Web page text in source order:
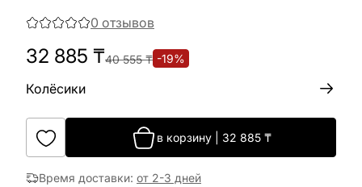
0 отзывов
32 885 ₸40 555₸ -19%
Колёсики
в корзину| 32 885₸
Время доставки: от 2-3 дней